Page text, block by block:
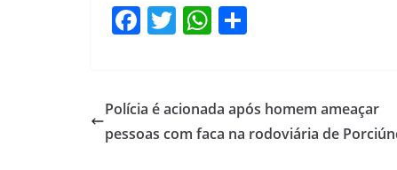
F
e
b
T
er
W
s
A
e
Polícia é acionada após homem ameaçar
pessoas com faca na rodoviária de